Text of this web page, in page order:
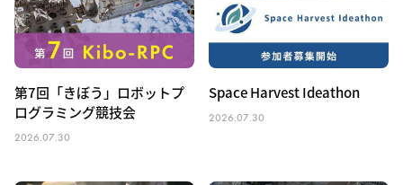
第7回「きぼう」ロボットプ
ログラミング競技会
2026.07.30
Space Harvest Ideathon
2026.07.30